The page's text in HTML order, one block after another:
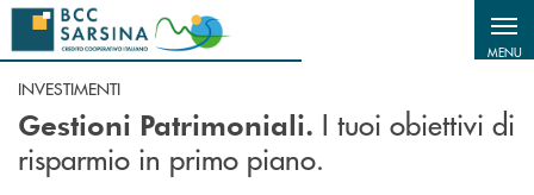
Salta al contenuto principale
MENU
INVESTIMENTI
Gestioni Patrimoniali. I tuoi obiettivi di
risparmio in primo piano.